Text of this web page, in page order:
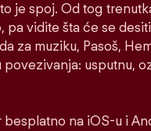
je spoj. Od tog
pa vidite šta će se
za muziku, Pasoš,
povezivanja: usputnu,
besplatno na iOS-u i